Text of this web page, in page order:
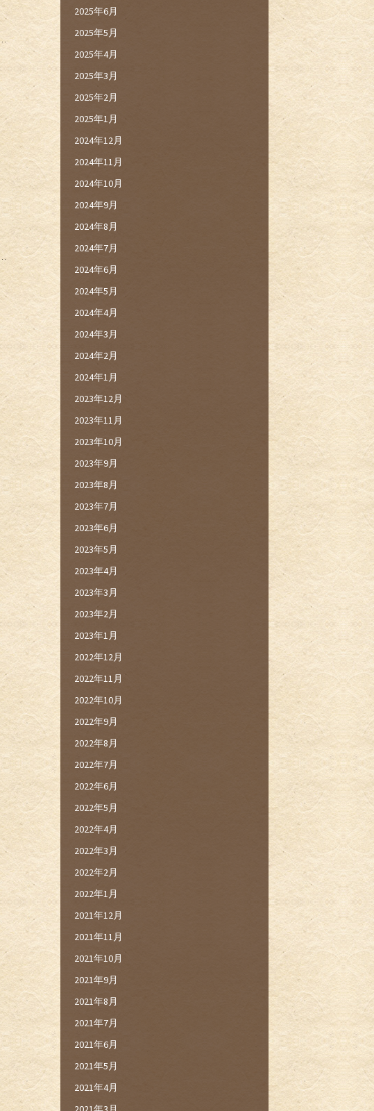
2025年6月
2025年5月
2025年4月
2025年3月
2025年2月
2025年1月
2024年12月
2024年11月
2024年10月
2024年9月
2024年8月
2024年7月
2024年6月
2024年5月
2024年4月
2024年3月
2024年2月
2024年1月
2023年12月
2023年11月
2023年10月
2023年9月
2023年8月
2023年7月
2023年6月
2023年5月
2023年4月
2023年3月
2023年2月
2023年1月
2022年12月
2022年11月
2022年10月
2022年9月
2022年8月
2022年7月
2022年6月
2022年5月
2022年4月
2022年3月
2022年2月
2022年1月
2021年12月
2021年11月
2021年10月
2021年9月
2021年8月
2021年7月
2021年6月
2021年5月
2021年4月